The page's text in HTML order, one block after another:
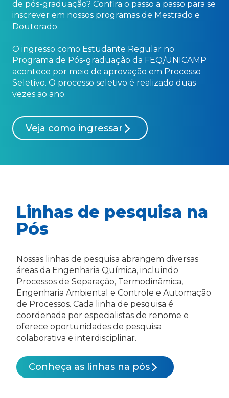
de pós-graduação? Confira o passo a passo para se
inscrever em nossos programas de Mestrado e
Doutorado.
O ingresso como Estudante Regular no
Programa de Pós-graduação da FEQ/UNICAMP
acontece por meio de aprovação em Processo
Seletivo. O processo seletivo é realizado duas
vezes ao ano.
Veja como ingressar
Linhas de pesquisa na
Pós
Nossas linhas de pesquisa abrangem diversas
áreas da Engenharia Química, incluindo
Processos de Separação, Termodinâmica,
Engenharia Ambiental e Controle e Automação
de Processos. Cada linha de pesquisa é
coordenada por especialistas de renome e
oferece oportunidades de pesquisa
colaborativa e interdisciplinar.
Conheça as linhas na pós